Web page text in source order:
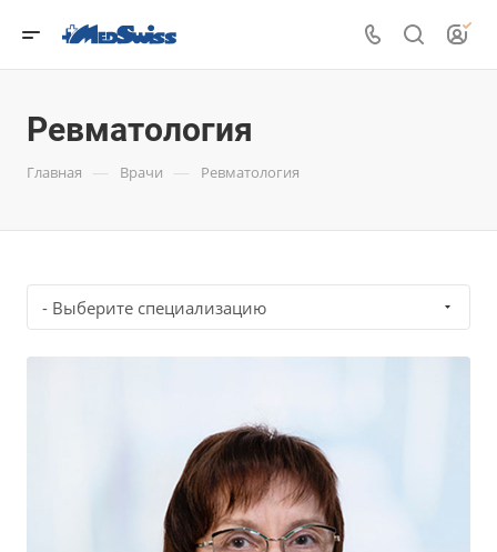
Ревматология
Главная — Врачи — Ревматология
- Выберите специализацию